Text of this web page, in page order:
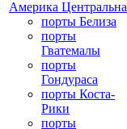
Америка
порты Белиза
порты
Гватемалы
порты
Гондураса
порты Коста-
Рики
порты